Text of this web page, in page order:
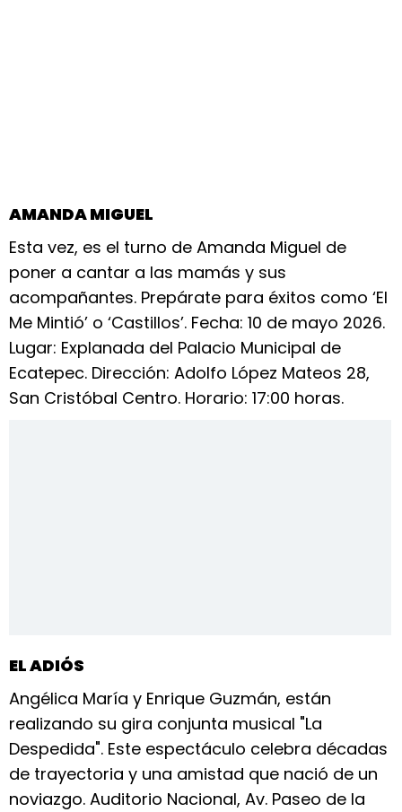
AMANDA MIGUEL
Esta vez, es el turno de Amanda Miguel de
poner a cantar a las mamás y sus
acompañantes. Prepárate para éxitos como ‘El
Me Mintió’ o ‘Castillos’. Fecha: 10 de mayo 2026.
Lugar: Explanada del Palacio Municipal de
Ecatepec. Dirección: Adolfo López Mateos 28,
San Cristóbal Centro. Horario: 17:00 horas.
EL ADIÓS
Angélica María y Enrique Guzmán, están
realizando su gira conjunta musical "La
Despedida". Este espectáculo celebra décadas
de trayectoria y una amistad que nació de un
noviazgo. Auditorio Nacional, Av. Paseo de la